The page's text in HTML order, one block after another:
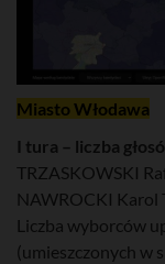
Miasto Włodawa
I tura – liczba
TRZASKOWSKI
NAWROCKI Karol
Liczba wyborców
(umieszczonych w